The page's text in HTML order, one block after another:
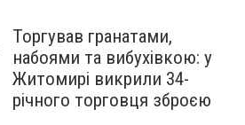
Торгував гранатами,
набоями та вибухівкою: у
Житомирі викрили 34-
річного торговця зброєю